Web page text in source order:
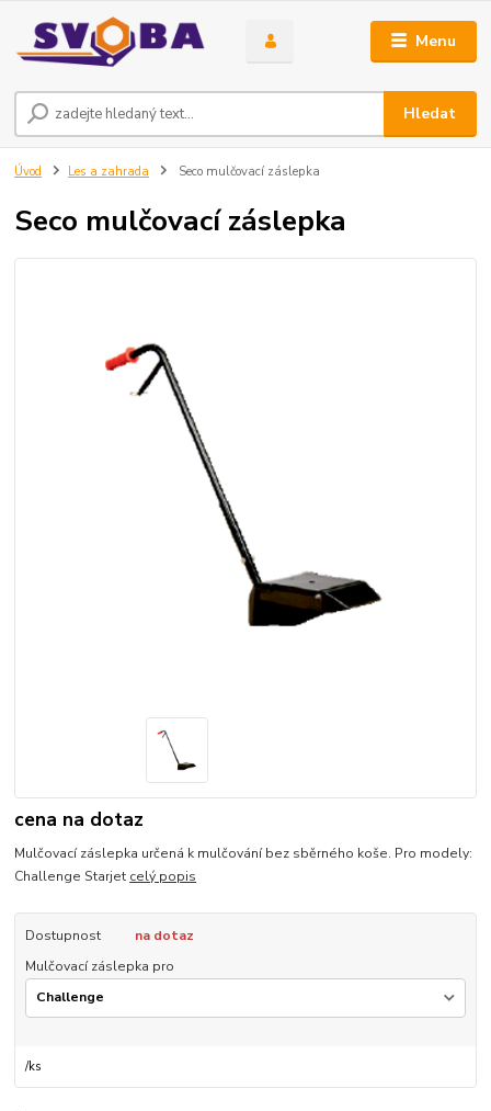
Menu
Hledat
Úvod Les a zahrada Seco mulčovací záslepka
Seco mulčovací záslepka
cena na dotaz
Mulčovací záslepka určená k mulčování bez sběrného koše. Pro modely:
Challenge Starjet celý popis
Dostupnost
na dotaz
Mulčovací záslepka pro
/ks